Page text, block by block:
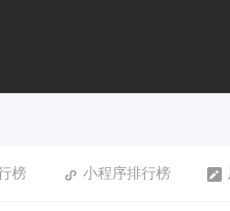
榜 小程序排行榜